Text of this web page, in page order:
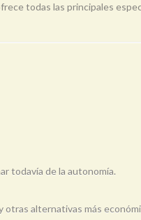
todas las principales
todavía de la autonomía.
otras alternativas más